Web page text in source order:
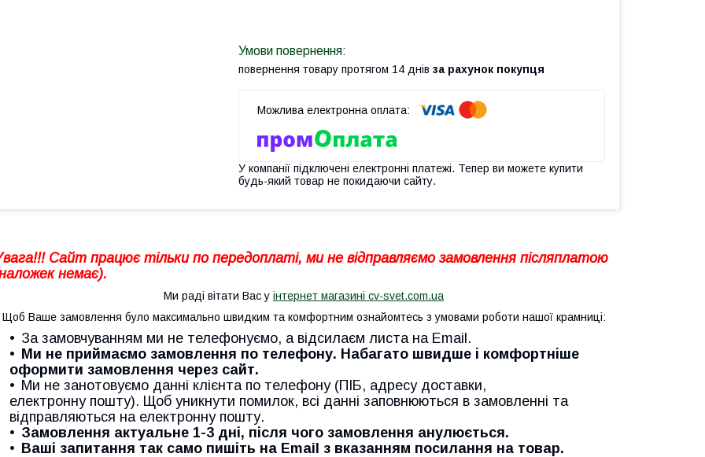
повернення товару протягом 14 днів за рахунок покупця
У компанії підключені електронні платежі. Тепер ви можете купити
будь-який товар не покидаючи сайту.
Сайт працює тільки по передоплаті, ми не відправляємо замовлення післяплатою
немає).
Ми раді вітати Вас у інтернет магазині cv-svet.com.ua
Щоб Ваше замовлення було максимально швидким та комфортним ознайомтесь з умовами роботи нашої крамниці:
За замовчуванням ми не телефонуємо, а відсилаєм листа на Email.
Ми не приймаємо замовлення по телефону. Набагато швидше і комфортніше
оформити замовлення через сайт.
Ми не занотовуємо данні клієнта по телефону (ПІБ, адресу доставки,
електронну пошту). Щоб уникнути помилок, всі данні заповнюються в замовленні та
відправляються на електронну пошту.
Замовлення актуальне 1-3 дні, після чого замовлення анулюється.
Ваші запитання так само пишіть на Email з вказанням посилання на товар.